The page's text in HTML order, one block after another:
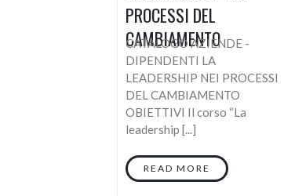
PROCESSI DEL
CAMBIAMENTO
CATALOGO AZIENDE -
DIPENDENTI LA
LEADERSHIP NEI PROCESSI
DEL CAMBIAMENTO
OBIETTIVI Il corso “La
leadership [...]
READ MORE